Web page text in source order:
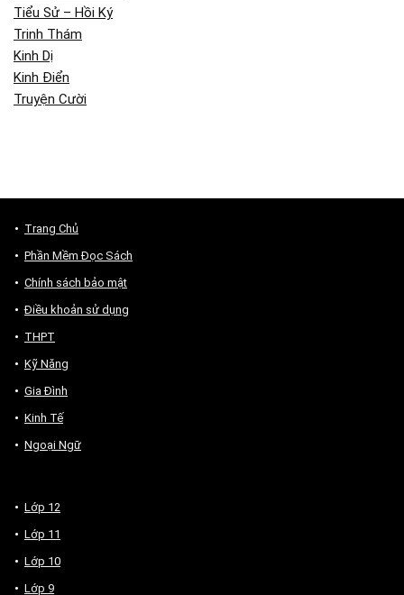
Tiểu Sử – Hồi Ký
Trinh Thám
Kinh Dị
Kinh Điển
Truyện Cười
Trang Chủ
Phần Mềm Đọc Sách
Chính sách bảo mật
Điều khoản sử dụng
THPT
Kỹ Năng
Gia Đình
Kinh Tế
Ngoại Ngữ
Lớp 12
Lớp 11
Lớp 10
Lớp 9